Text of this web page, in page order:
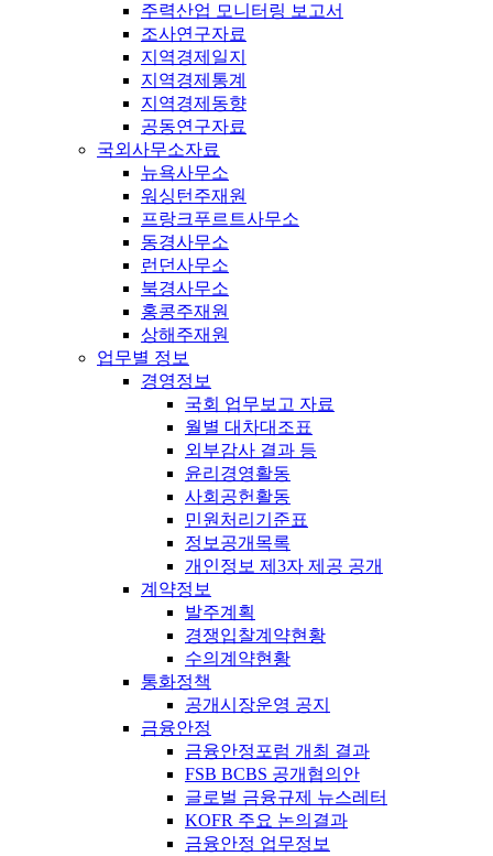
주력산업 모니터링 보고서
조사연구자료
지역경제일지
지역경제통계
지역경제동향
공동연구자료
국외사무소자료
뉴욕사무소
워싱턴주재원
프랑크푸르트사무소
동경사무소
런던사무소
북경사무소
홍콩주재원
상해주재원
업무별 정보
경영정보
국회 업무보고 자료
월별 대차대조표
외부감사 결과 등
윤리경영활동
사회공헌활동
민원처리기준표
정보공개목록
개인정보 제3자 제공 공개
계약정보
발주계획
경쟁입찰계약현황
수의계약현황
통화정책
공개시장운영 공지
금융안정
금융안정포럼 개최 결과
FSB BCBS 공개협의안
글로벌 금융규제 뉴스레터
KOFR 주요 논의결과
금융안정 업무정보